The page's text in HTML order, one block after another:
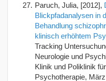
Paruch, Julia, [2012],
Blickpfadanalysen in
Behandlung
klinisch erhöhtem
Tracking
Neurologie und
Klinik und Poliklinik
Psychotherapie,